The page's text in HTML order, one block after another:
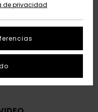
de privacidad